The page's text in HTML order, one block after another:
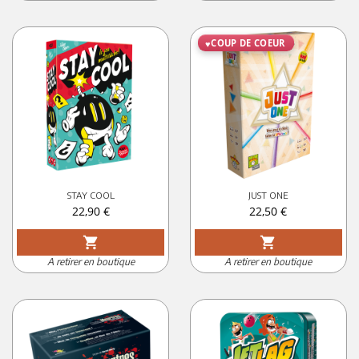
STAY COOL
Prix
22,90 €
shopping_cart
A retirer en boutique
COUP DE COEUR
JUST ONE
Prix
22,50 €
shopping_cart
A retirer en boutique